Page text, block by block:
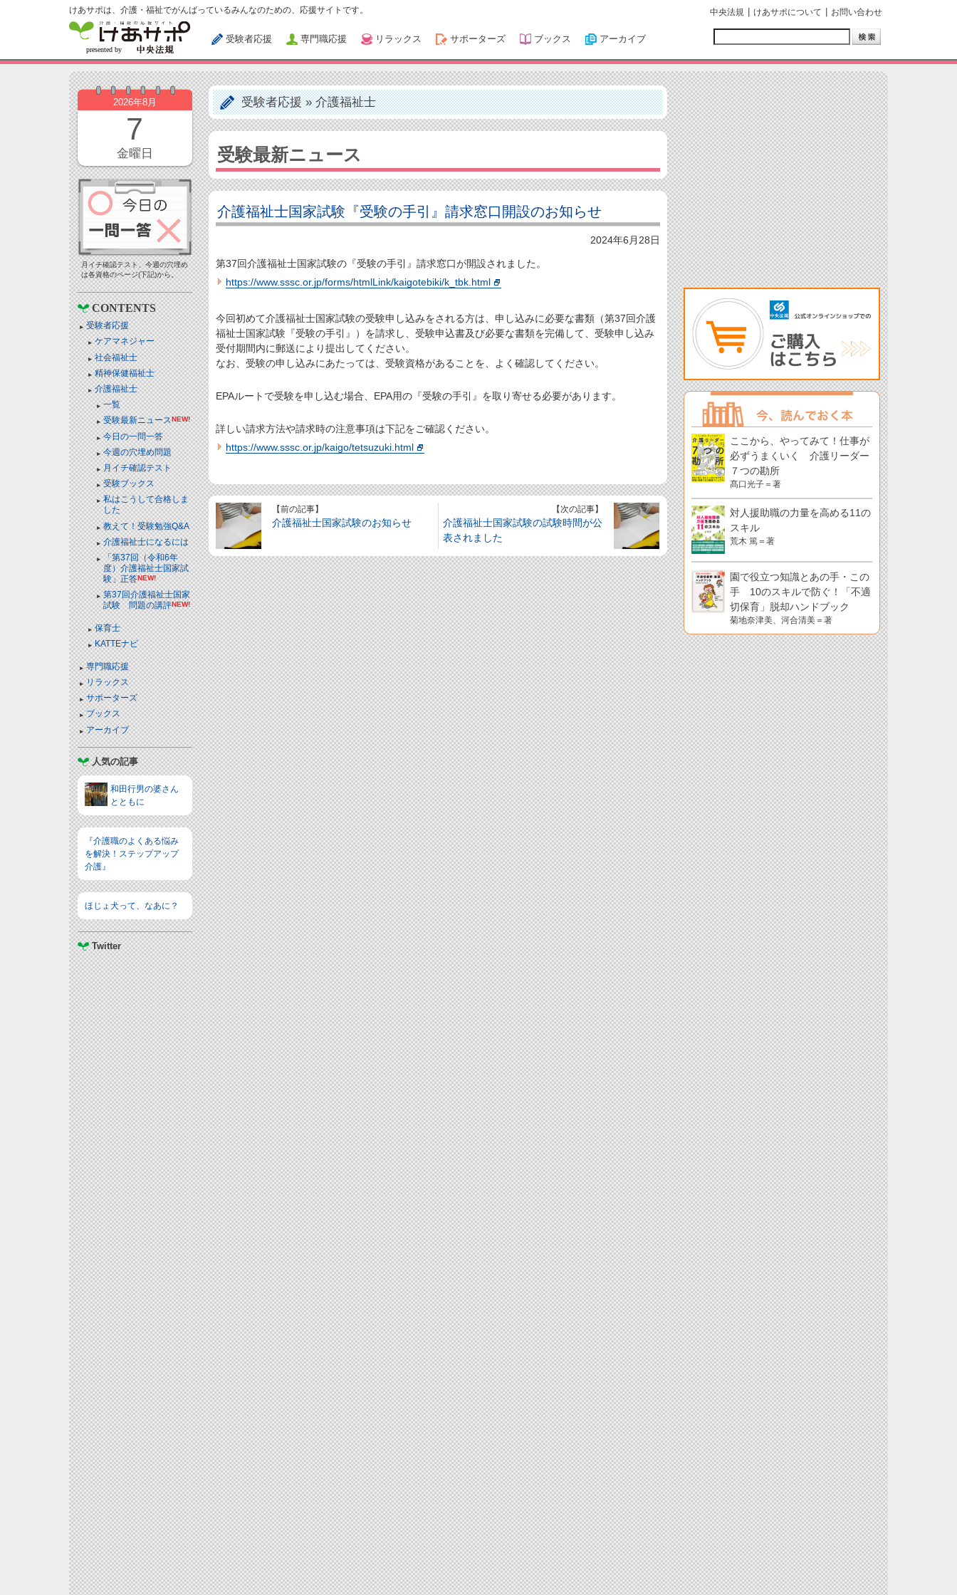
けあサポは、介護・福祉でがんばっているみんなのための、応援サイトです。
受験者応援 専門職応援 リラックス サポーターズ ブックス アーカイブ
中央法規 けあサポについて お問い合わせ
2026年8月
7
金曜日
月イチ確認テスト、今週の穴埋め
は各資格のページ(下記)から。
CONTENTS
受験者応援
ケアマネジャー
社会福祉士
精神保健福祉士
介護福祉士
一覧
受験最新ニュースNEW!
今日の一問一答
今週の穴埋め問題
月イチ確認テスト
受験ブックス
私はこうして合格しま
した
教えて！受験勉強Q&A
介護福祉士になるには
「第37回（令和6年
度）介護福祉士国家試
験」正答NEW!
第37回介護福祉士国家
試験 問題の講評NEW!
保育士
KATTEナビ
専門職応援
リラックス
サポーターズ
ブックス
アーカイブ
人気の記事
和田行男の婆さん
とともに
『介護職のよくある悩み
を解決！ステップアップ
介護』
ほじょ犬って、なあに？
Twitter
受験者応援»介護福祉士
受験最新ニュース
介護福祉士国家試験『受験の手引』請求窓口開設のお知らせ
2024年6月28日
第37回介護福祉士国家試験の『受験の手引』請求窓口が開設されました。
https://www.sssc.or.jp/forms/htmlLink/kaigotebiki/k_tbk.html
今回初めて介護福祉士国家試験の受験申し込みをされる方は、申し込みに必要な書類（第37回介護
福祉士国家試験『受験の手引』）を請求し、受験申込書及び必要な書類を完備して、受験申し込み
受付期間内に郵送により提出してください。
なお、受験の申し込みにあたっては、受験資格があることを、よく確認してください。
EPAルートで受験を申し込む場合、EPA用の『受験の手引』を取り寄せる必要があります。
詳しい請求方法や請求時の注意事項は下記をご確認ください。
https://www.sssc.or.jp/kaigo/tetsuzuki.html
【前の記事】
介護福祉士国家試験のお知らせ
【次の記事】
介護福祉士国家試験の試験時間が公
表されました
ここから、やってみて！仕事が
必ずうまくいく 介護リーダー
７つの勘所
髙口光子＝著
対人援助職の力量を高める11の
スキル
荒木 篤＝著
園で役立つ知識とあの手・この
手 10のスキルで防ぐ！「不適
切保育」脱却ハンドブック
菊地奈津美、河合清美＝著